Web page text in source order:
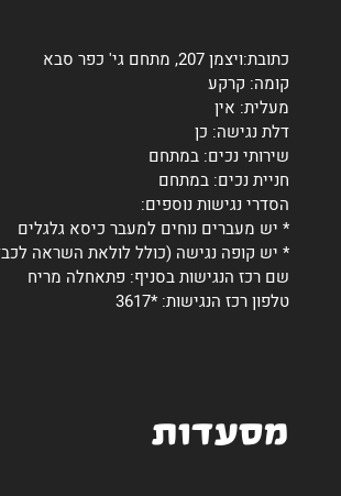
כתובת:ויצמן 207, מתחם גי' כפר סבא
קומה: קרקע
מעלית: אין
דלת נגישה: כן
שירותי נכים: במתחם
חניית נכים: במתחם
הסדרי נגישות נוספים:
* יש מעברים נוחים למעבר כיסא גלגלים
* יש קופה נגישה (כולל לולאת השראה
שם רכז הנגישות בסניף: פתאחלה מריח
טלפון רכז הנגישות: *3617
מסעדות